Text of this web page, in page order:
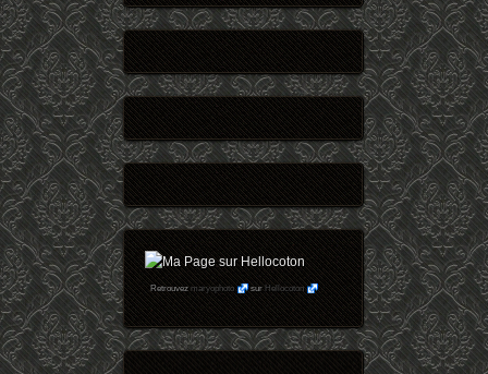
Retrouvezmaryophoto surHellocoton